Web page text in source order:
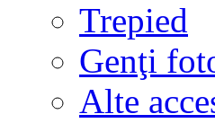
Trepied
Genţi
Alte